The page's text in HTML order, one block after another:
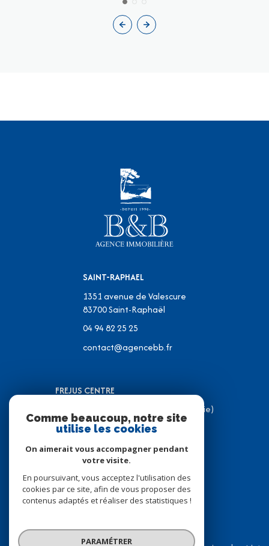
SAINT-RAPHAEL
1351 avenue de Valescure
83700Saint-Raphaël
04 94 82 25 25
contact@agencebb.fr
FREJUS CENTRE
31 Place J.C Formigé (Place de la Mairie)
83600 Fréjus
contact@agencebb.fr
© 2026 | Tous droits réservés
Comme beaucoup, notre site
utilise les cookies
On aimerait vous accompagner pendant
votre visite.
En poursuivant, vous acceptez l'utilisation des
cookies par ce site, afin de vous proposer des
contenus adaptés et réaliser des statistiques !
PARAMÉTRER